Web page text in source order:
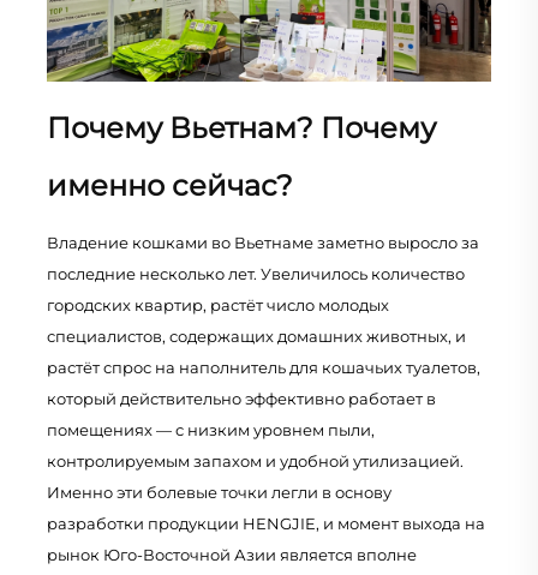
Почему Вьетнам? Почему
именно сейчас?
Владение кошками во Вьетнаме заметно выросло за
последние несколько лет. Увеличилось количество
городских квартир, растёт число молодых
специалистов, содержащих домашних животных, и
растёт спрос на наполнитель для кошачьих туалетов,
который действительно эффективно работает в
помещениях — с низким уровнем пыли,
контролируемым запахом и удобной утилизацией.
Именно эти болевые точки легли в основу
разработки продукции HENGJIE, и момент выхода на
рынок Юго-Восточной Азии является вполне